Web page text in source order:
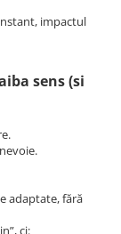
impactul
sens (si
adaptate, fără
ci: